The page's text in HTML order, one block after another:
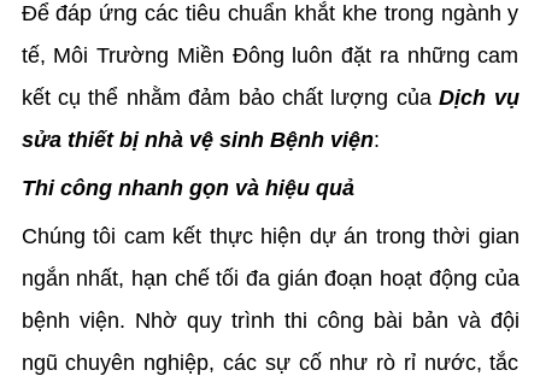
Để đáp ứng các tiêu chuẩn khắt khe trong ngành y
tế, Môi Trường Miền Đông luôn đặt ra những cam
kết cụ thể nhằm đảm bảo chất lượng củaDịch vụ
sửa thiết bị nhà vệ sinh Bệnh viện:
Thi công nhanh gọn và hiệu quả
Chúng tôi cam kết thực hiện dự án trong thời gian
ngắn nhất, hạn chế tối đa gián đoạn hoạt động của
bệnh viện. Nhờ quy trình thi công bài bản và đội
ngũ chuyên nghiệp, các sự cố như rò rỉ nước, tắc